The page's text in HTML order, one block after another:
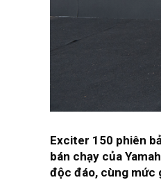
Exciter 150 phiên
bán chạy của
độc đáo, cùng mức